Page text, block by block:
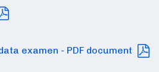
examen - PDF document